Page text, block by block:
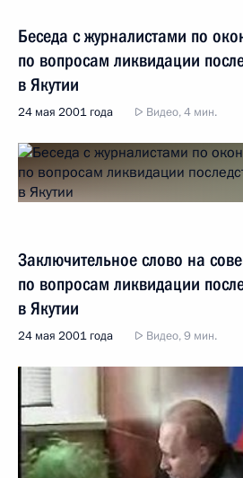
Беседа с журналистами по
по вопросам ликвидации
в Якутии
24 мая 2001 года Видео, 4 мин.
Заключительное слово на
по вопросам ликвидации
в Якутии
24 мая 2001 года Видео, 9 мин.